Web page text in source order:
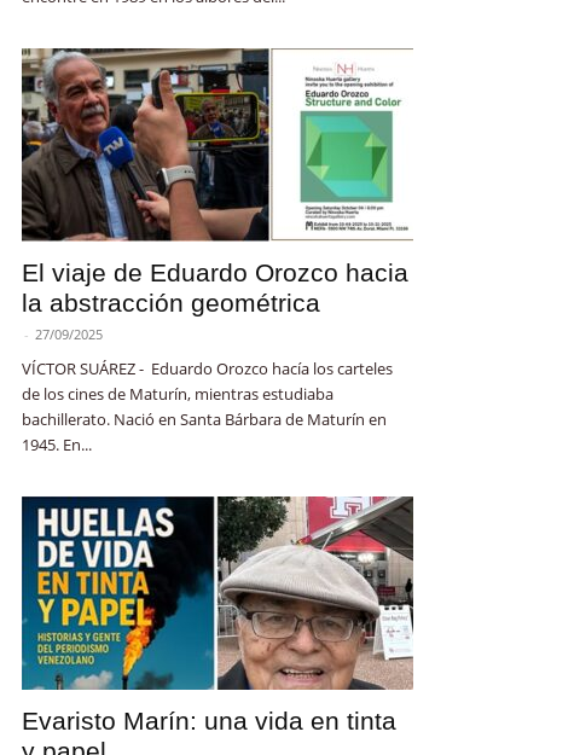
El viaje de Eduardo Orozco hacia
la abstracción geométrica
- 27/09/2025
VÍCTOR SUÁREZ - Eduardo Orozco hacía los carteles
de los cines de Maturín, mientras estudiaba
bachillerato. Nació en Santa Bárbara de Maturín en
1945. En...
Evaristo Marín: una vida en tinta